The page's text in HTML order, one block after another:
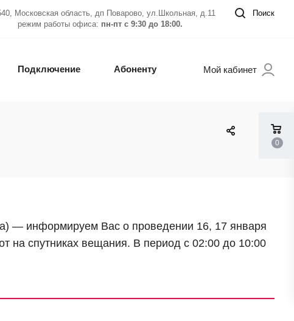
Поиск
Московская область, дп Поварово, ул.Школьная, д.11
режим работы офиса: пн-пт с 9:30 до 18:00.
Мой кабинет
Подключение Абоненту
— информируем Вас о проведении 16, 17 января
на спутниках вещания. В период с 02:00 до 10:00
0